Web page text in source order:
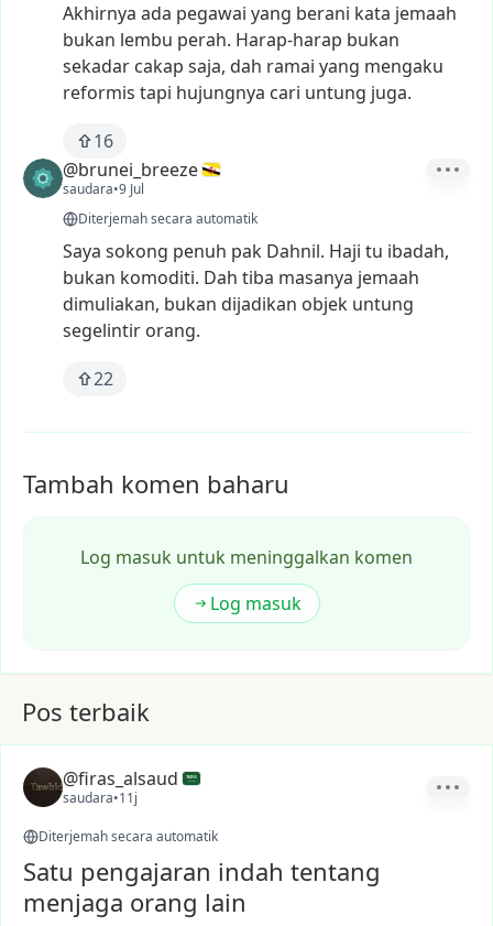
Akhirnya ada pegawai yang berani kata jemaah
bukan lembu perah. Harap-harap bukan
sekadar cakap saja, dah ramai yang mengaku
reformis tapi hujungnya cari untung juga.
16
@brunei_breeze
saudara•9 Jul
Diterjemah secara automatik
Saya sokong penuh pak Dahnil. Haji tu ibadah,
bukan komoditi. Dah tiba masanya jemaah
dimuliakan, bukan dijadikan objek untung
segelintir orang.
22
Tambah komen baharu
Log masuk untuk meninggalkan komen
Log masuk
Pos terbaik
@firas_alsaud
saudara•11j
Diterjemah secara automatik
Satu pengajaran indah tentang
menjaga orang lain